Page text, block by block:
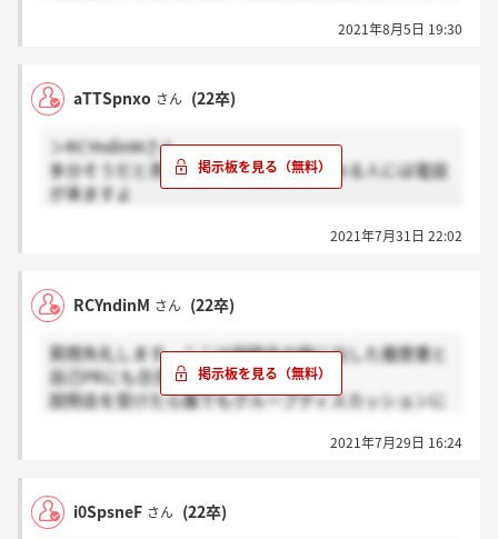
2021年8月5日 19:30
aTTSpnxo さん (22卒)
＞RCYndinMさん
多分そうだと思います。次の選考に進める人には電話
が来ますよ
2021年7月31日 22:02
RCYndinM さん (22卒)
質問失礼します、ここは説明会の時に出した履歴書と
自己PRにも合否があるのですか？
説明会を受けたら誰でもグループディスカッションに
2021年7月29日 16:24
i0SpsneF さん (22卒)